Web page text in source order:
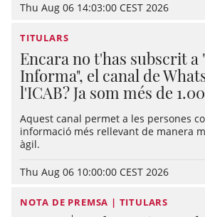
Thu Aug 06 14:03:00 CEST 2026
TITULARS
Encara no t'has subscrit a
Informa", el canal de
l'ICAB? Ja som més de
Aquest canal permet a les persones
informació més rellevant de manera
àgil.
Thu Aug 06 10:00:00 CEST 2026
NOTA DE PREMSA | TITULARS